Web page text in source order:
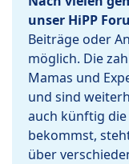
unser HiPP
Beiträge oder
möglich. Die
Mamas und
und sind
auch künftig
bekommst,
über